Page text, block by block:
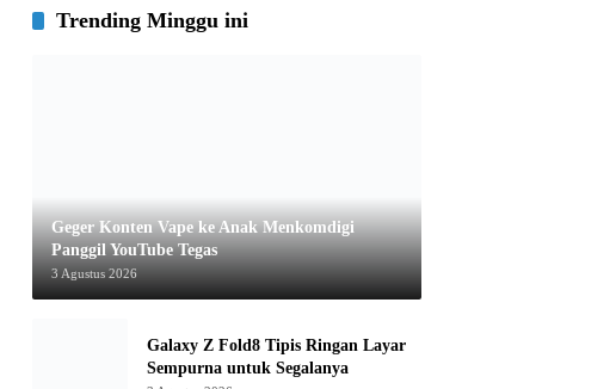
Trending Minggu ini
Geger Konten Vape ke Anak Menkomdigi
Panggil YouTube Tegas
3 Agustus 2026
Galaxy Z Fold8 Tipis Ringan Layar
Sempurna untuk Segalanya